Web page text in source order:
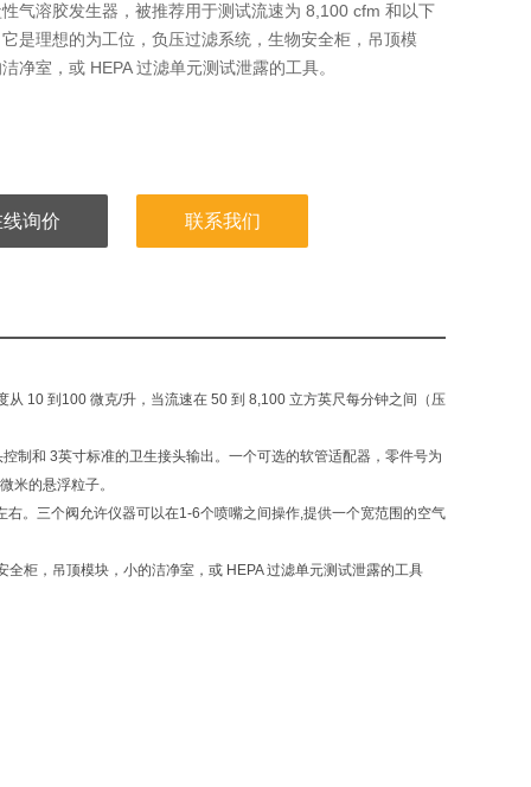
气溶胶发生器，被推荐用于测试流速为 8,100 cfm 和以下
是理想的为工位，负压过滤系统，生物安全柜，吊顶模
净室，或 HEPA 过滤单元测试泄露的工具。
询价 联系我们
10 到100 微克/升，当流速在 50 到 8,100 立方英尺每分钟之间（压
制和 3英寸标准的卫生接头输出。一个可选的软管适配器，零件号为
米的悬浮粒子。
。三个阀允许仪器可以在1-6个喷嘴之间操作,提供一个宽范围的空气
柜，吊顶模块，小的洁净室，或 HEPA 过滤单元测试泄露的工具